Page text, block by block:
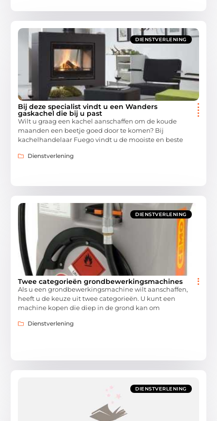
DIENSTVERLENING
Bij deze specialist vindt u een Wanders
gaskachel die bij u past
Wilt u graag een kachel aanschaffen om de koude
maanden een beetje goed door te komen? Bij
kachelhandelaar Fuego vindt u de mooiste en beste
Dienstverlening
DIENSTVERLENING
Twee categorieën grondbewerkingsmachines
Als u een grondbewerkingsmachine wilt aanschaffen,
heeft u de keuze uit twee categorieën. U kunt een
machine kopen die diep in de grond kan om
Dienstverlening
DIENSTVERLENING